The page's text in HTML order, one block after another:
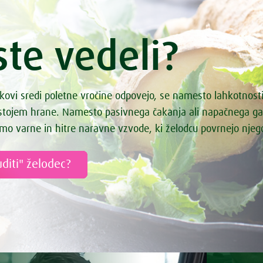
z ingverjem in vanilijo ter z
z orehi
s pistacijami
juha
čokoladice s čilijem
s porom
s kvinojo
z meto
z drobnjakom
vedeli?
sredi poletne vročine odpovejo, se namesto
hrane. Namesto pasivnega čakanja ali napačnega
varne in hitre naravne vzvode, ki želodcu povrnejo
želodec?